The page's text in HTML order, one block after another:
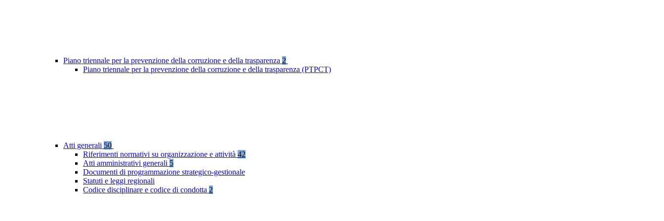
Piano triennale per la prevenzione della corruzione e della trasparenza 2
Piano triennale per la prevenzione della corruzione e della trasparenza (PTPCT)
Atti generali 50
Riferimenti normativi su organizzazione e attività 42
Atti amministrativi generali 5
Documenti di programmazione strategico-gestionale
Statuti e leggi regionali
Codice disciplinare e codice di condotta 2